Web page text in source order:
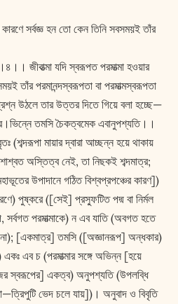
কারণে সর্বজ্ঞ হন তো কেন তিনি সবসময়ই তাঁর
জীবাত্মা যদি স্বরূপত পরমাত্মা হওয়ার
তাঁর পরমানন্দস্বরূপতা বা পরমাত্মস্বরূপতা
উঠলে তার উত্তর দিতে গিয়ে বলা হচ্ছে—
তমসি চৈকত্বমেক এবানুপশ্যতি।।
(শব্দরূপা মায়ার দ্বারা আচ্ছন্ন হয়ে থাকায়
অস্তিত্ব নেই, তা নিছকই শব্দমাত্র;
উপাদানে গঠিত বিশ্বপ্রপঞ্চের কারণ])
পুষ্করে ([সেই] প্রস্ফুটিত পদ্ম বা নির্মল
পরমাত্মাকে) ন এব যাতি (অবগত হতে
না); [একমাত্র] তমসি ([অজ্ঞানরূপ] অন্ধকার)
এব চ (পরমাত্মার সঙ্গে অভিন্ন [হয়ে
স্বরূপের] একত্ব) অনুপশ্যতি (উপলব্ধি
ভেদ চলে যায়])। অনুবাদ ও বিবৃতি